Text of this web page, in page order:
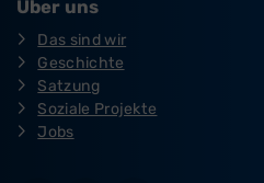
Über uns
Das sind wir
Geschichte
Satzung
Soziale Projekte
Jobs